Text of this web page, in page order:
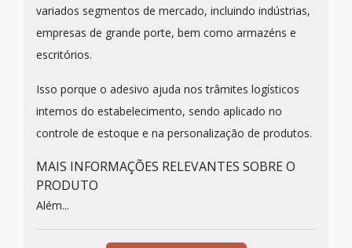
variados segmentos de mercado, incluindo indústrias,
empresas de grande porte, bem como armazéns e
escritórios.
Isso porque o adesivo ajuda nos trâmites logísticos
internos do estabelecimento, sendo aplicado no
controle de estoque e na personalização de produtos.
MAIS INFORMAÇÕES RELEVANTES SOBRE O
PRODUTO
Além...